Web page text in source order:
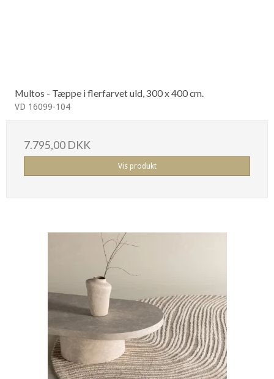
Multos - Tæppe i flerfarvet uld, 300 x 400 cm.
VD 16099-104
7.795,00 DKK
Vis produkt